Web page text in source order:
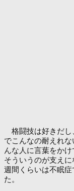
格闘技は好きだし
でこんなの耐えれ
んな人に言葉をか
そういうのが支え
週間くらいは不眠
た。